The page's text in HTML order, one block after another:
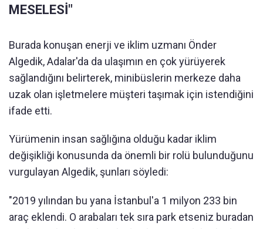
MESELESİ"
Burada konuşan enerji ve iklim uzmanı Önder
Algedik, Adalar'da da ulaşımın en çok yürüyerek
sağlandığını belirterek, minibüslerin merkeze daha
uzak olan işletmelere müşteri taşımak için istendiğini
ifade etti.
Yürümenin insan sağlığına olduğu kadar iklim
değişikliği konusunda da önemli bir rolü bulunduğunu
vurgulayan Algedik, şunları söyledi:
"2019 yılından bu yana İstanbul'a 1 milyon 233 bin
araç eklendi. O arabaları tek sıra park etseniz buradan